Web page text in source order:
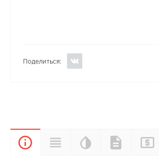
Поделиться:
ОписаниеХарактеристики
Цветовая
палитра